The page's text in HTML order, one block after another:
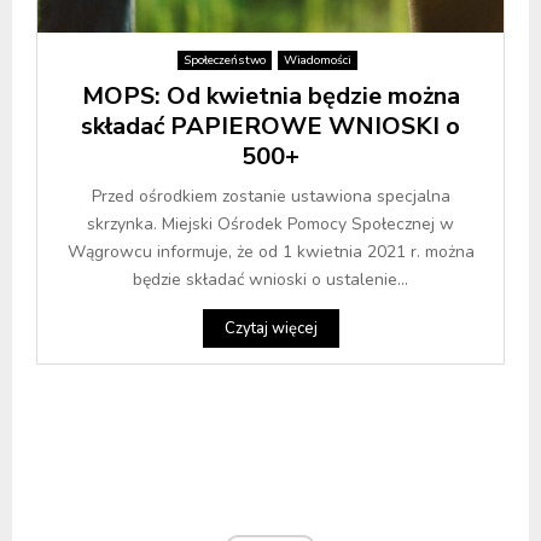
Społeczeństwo Wiadomości
MOPS: Od kwietnia będzie można
składać PAPIEROWE WNIOSKI o
500+
Przed ośrodkiem zostanie ustawiona specjalna
skrzynka. Miejski Ośrodek Pomocy Społecznej w
Wągrowcu informuje, że od 1 kwietnia 2021 r. można
będzie składać wnioski o ustalenie...
Czytaj więcej